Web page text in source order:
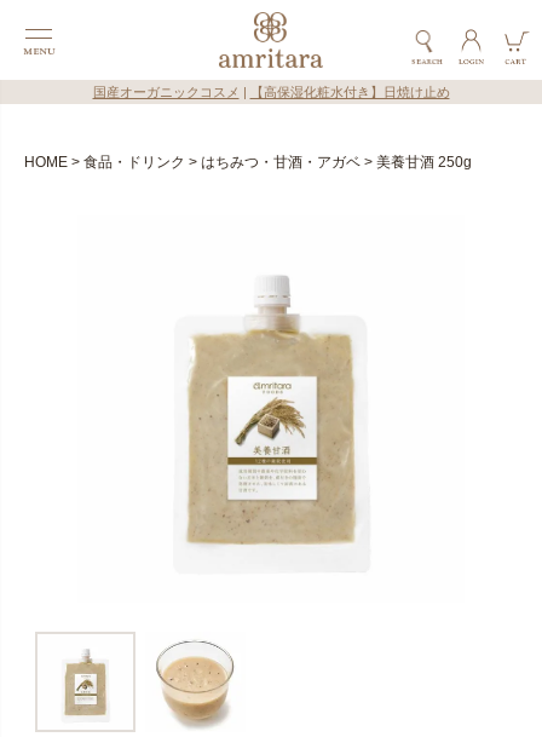
国産オーガニックコスメ 【高保湿化粧水付き】日焼け止め
HOME 食品・ドリンク はちみつ・甘酒・アガベ 美養甘酒 250g